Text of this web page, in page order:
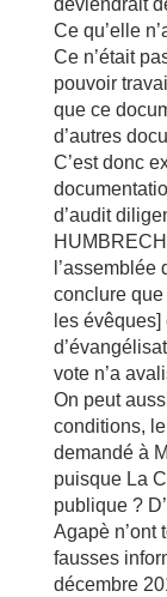
deviendrait
Ce qu’elle
Ce n’était
pouvoir
que ce
d’autres
C’est donc
d’audit
conclure que
les
vote n’a
On peut
conditions,
demandé à
puisque La
publique ?
Agapè n’ont
fausses
décembre